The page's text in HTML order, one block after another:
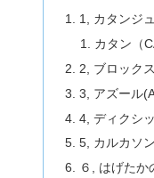
1, カタンジ
カタン（
2, ブロック
3, アズール
4, ディクシ
5, カルカソ
６, はげたか